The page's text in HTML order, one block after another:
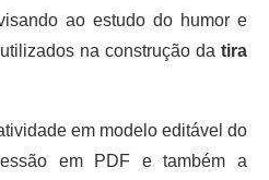
ao estudo do humor e
na construção da tira
em modelo editável do
em PDF e também a